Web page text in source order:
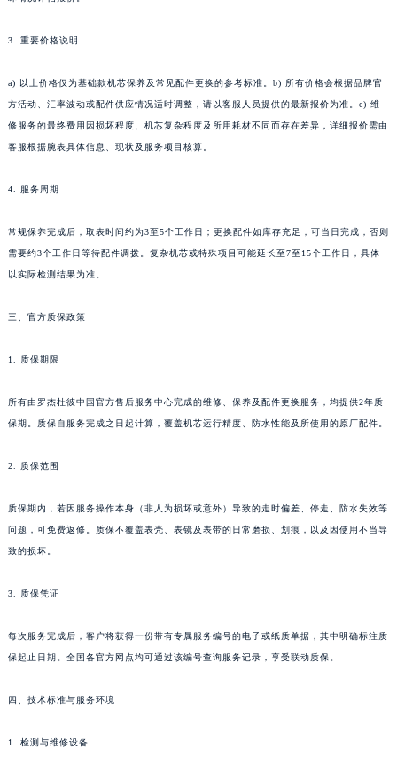
3. 重要价格说明
a) 以上价格仅为基础款机芯保养及常见配件更换的参考标准。b) 所有价格会根据品牌官
方活动、汇率波动或配件供应情况适时调整，请以客服人员提供的最新报价为准。c) 维
修服务的最终费用因损坏程度、机芯复杂程度及所用耗材不同而存在差异，详细报价需由
客服根据腕表具体信息、现状及服务项目核算。
4. 服务周期
常规保养完成后，取表时间约为3至5个工作日；更换配件如库存充足，可当日完成，否则
需要约3个工作日等待配件调拨。复杂机芯或特殊项目可能延长至7至15个工作日，具体
以实际检测结果为准。
三、官方质保政策
1. 质保期限
所有由罗杰杜彼中国官方售后服务中心完成的维修、保养及配件更换服务，均提供2年质
保期。质保自服务完成之日起计算，覆盖机芯运行精度、防水性能及所使用的原厂配件。
2. 质保范围
质保期内，若因服务操作本身（非人为损坏或意外）导致的走时偏差、停走、防水失效等
问题，可免费返修。质保不覆盖表壳、表镜及表带的日常磨损、划痕，以及因使用不当导
致的损坏。
3. 质保凭证
每次服务完成后，客户将获得一份带有专属服务编号的电子或纸质单据，其中明确标注质
保起止日期。全国各官方网点均可通过该编号查询服务记录，享受联动质保。
四、技术标准与服务环境
1. 检测与维修设备